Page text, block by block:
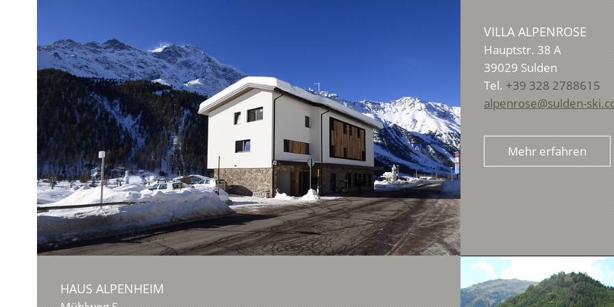
VILLA ALPENROSE
Hauptstr. 38 A
39029 Sulden
Tel. +39 328 2788615
alpenrose@sulden-
Mehr erfahren
HAUS ALPENHEIM